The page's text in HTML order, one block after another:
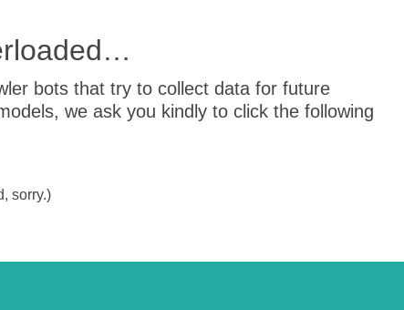
bots that try to collect data for future
we ask you kindly to click the following
sorry.)